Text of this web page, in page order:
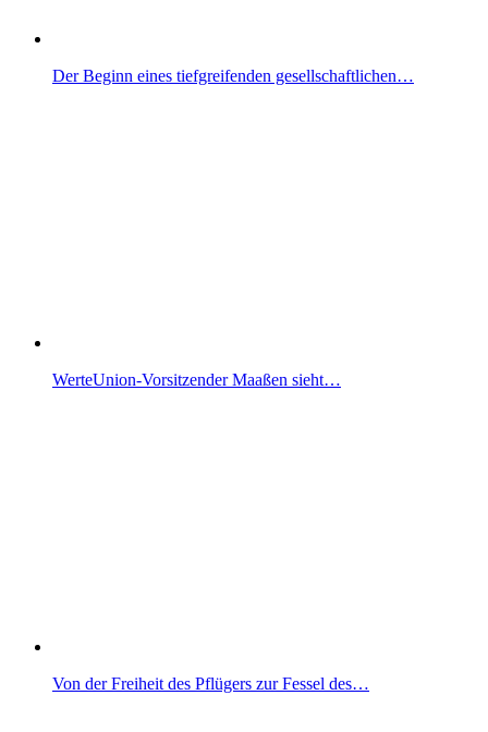
Der Beginn eines tiefgreifenden gesellschaftlichen…
WerteUnion-Vorsitzender Maaßen sieht…
Von der Freiheit des Pflügers zur Fessel des…